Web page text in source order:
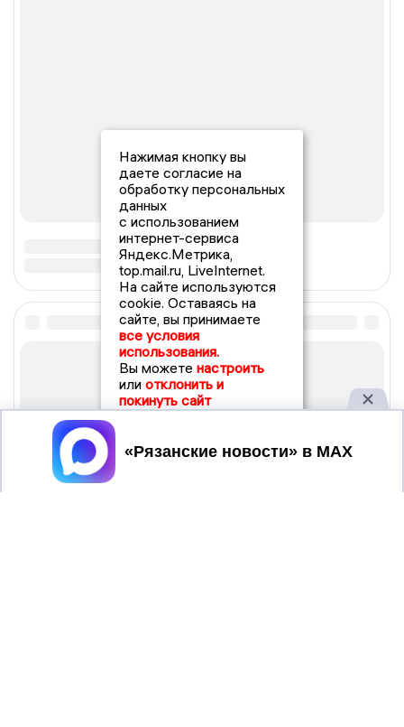
Нажимая кнопку вы
даете согласие на
обработку персональных
данных
с использованием
интернет-сервиса
Яндекс.Метрика,
top.mail.ru, LiveInternet.
На сайте используются
cookie. Оставаясь на
сайте, вы принимаете
все условия
использования.
Вы можете настроить
или отклонить и
покинуть сайт
Принять